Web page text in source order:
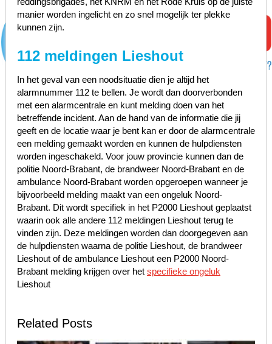
manier worden ingelicht en zo snel mogelijk ter plekke
kunnen zijn.
112 meldingen Lieshout
In het geval van een noodsituatie dien je altijd het
alarmnummer 112 te bellen. Je wordt dan doorverbonden
met een alarmcentrale en kunt melding doen van het
betreffende incident. Aan de hand van de informatie die jij
geeft en de locatie waar je bent kan er door de alarmcentrale
een melding gemaakt worden en kunnen de hulpdiensten
worden ingeschakeld. Voor jouw provincie kunnen dan de
politie Noord-Brabant, de brandweer Noord-Brabant en de
ambulance Noord-Brabant worden opgeroepen wanneer je
bijvoorbeeld melding maakt van een ongeluk Noord-
Brabant. Dit wordt specifiek in het P2000 Lieshout geplaatst
waarin ook alle andere 112 meldingen Lieshout terug te
vinden zijn. Deze meldingen worden dan doorgegeven aan
de hulpdiensten waarna de politie Lieshout, de brandweer
Lieshout of de ambulance Lieshout een P2000 Noord-
Brabant melding krijgen over het specifieke ongeluk
Lieshout
Related Posts